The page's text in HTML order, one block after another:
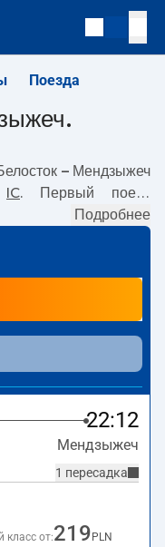
Поезда
– Мендзыжеч
IC. Первый поезд
PKP Белосток.
в 14:15. В
PKP Intercity.
Мендзыжеч.
Подробнее
22:12
Мендзыжеч
1 пересадка
класс от:219 PLN